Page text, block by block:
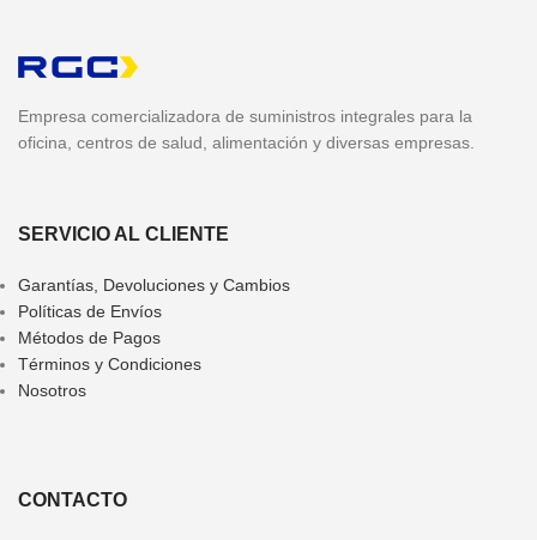
Empresa comercializadora de suministros integrales para la
oficina, centros de salud, alimentación y diversas empresas.
SERVICIO AL CLIENTE
Garantías, Devoluciones y Cambios
Políticas de Envíos
Métodos de Pagos
Términos y Condiciones
Nosotros
CONTACTO